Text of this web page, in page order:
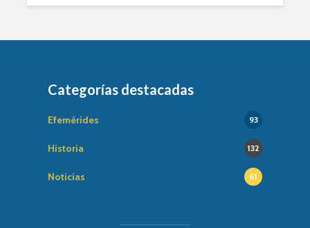
Categorías destacadas
Efemérides 93
Historia 132
Noticias 61